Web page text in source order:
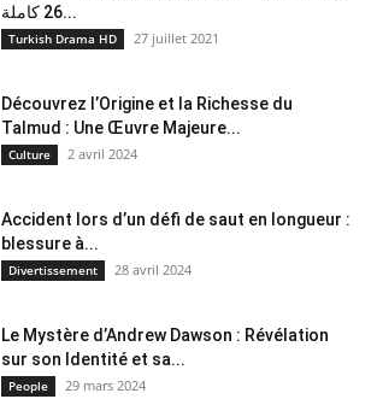
26 كاملة...
Turkish Drama HD 27 juillet 2021
Découvrez l’Origine et la Richesse du
Talmud : Une Œuvre Majeure...
Culture 2 avril 2024
Accident lors d’un défi de saut en longueur :
blessure à...
Divertissement 28 avril 2024
Le Mystère d’Andrew Dawson : Révélation
sur son Identité et sa...
People 29 mars 2024